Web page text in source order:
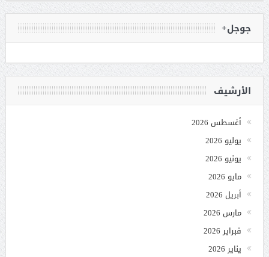
جوجل+
الأرشيف
أغسطس 2026
يوليو 2026
يونيو 2026
مايو 2026
أبريل 2026
مارس 2026
فبراير 2026
يناير 2026